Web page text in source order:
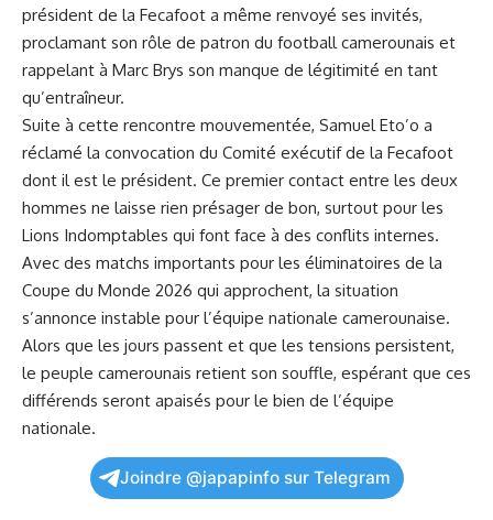
président de la‌ Fecafoot ​a même renvoyé​ ses‍ invités,
proclamant son rôle ​de patron du football camerounais et
rappelant à Marc Brys ‌son manque de légitimité en tant
qu’entraîneur.
Suite ⁢à cette rencontre mouvementée, Samuel Eto’o a
réclamé la convocation⁣ du Comité exécutif de la Fecafoot
dont il est⁤ le président. Ce premier contact entre les⁤ deux
hommes ne⁤ laisse rien présager ​de bon, surtout pour les
Lions Indomptables qui font face à des conflits internes.
⁢Avec des matchs importants pour les éliminatoires de la
Coupe du Monde 2026 qui approchent, ⁤la situation
s’annonce instable pour l’équipe nationale camerounaise.
Alors que les jours passent et que les tensions persistent,
le peuple camerounais retient son souffle, espérant que ces
différends seront apaisés pour le bien de l’équipe
nationale.
Joindre @japapinfo sur Telegram